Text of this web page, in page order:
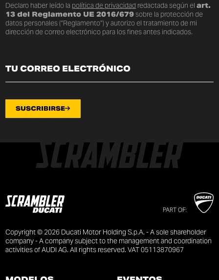
Declaro haber leído la política de privacidad redactada según elart.
13 del Reglamento UE 2016/679sobre la protección de
datos personales (“Reglamento”) y autorizo el tratamiento de mi
dirección de correo electrónico para los fines antes indicados.
SUSCRIBIRSE
PART OF:
Copyright © 2026 Ducati Motor Holding S.p.A. - A sole shareholder
company - A company subject to the management and coordination
activities of AUDI AG. All rights reserved. VAT 05113870967